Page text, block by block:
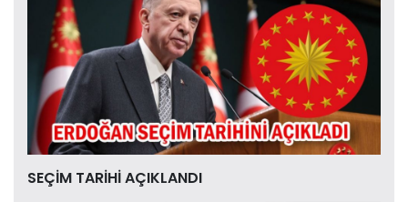
SEÇİM TARİHİ AÇIKLANDI